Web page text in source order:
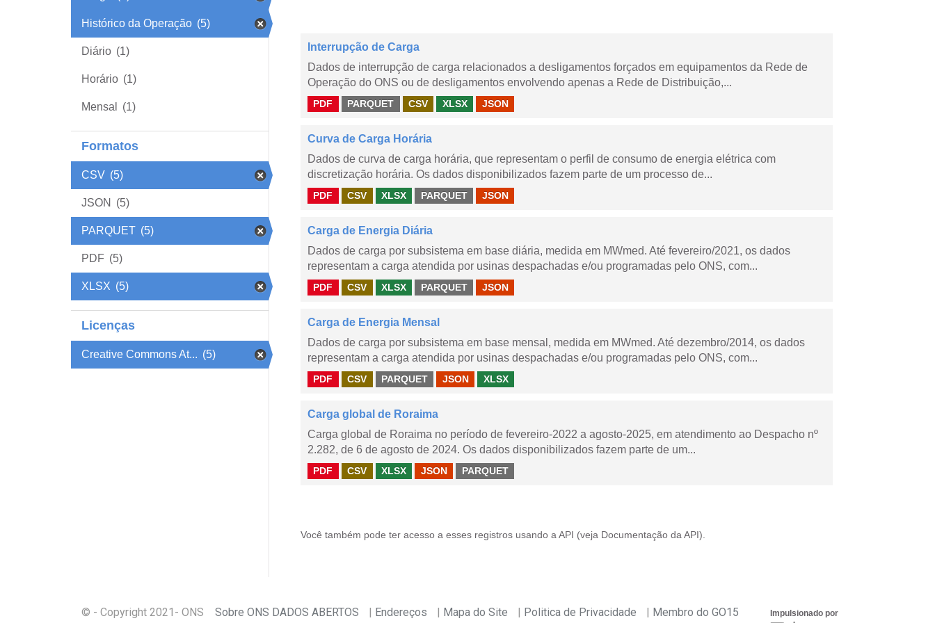
Histórico da Operação (5)
Diário (1)
Horário (1)
Mensal (1)
Formatos
CSV (5)
JSON (5)
PARQUET (5)
PDF (5)
XLSX (5)
Licenças
Creative Commons At... (5)
Interrupção de Carga
Dados de interrupção de carga relacionados a desligamentos forçados em equipamentos da Rede de
Operação do ONS ou de desligamentos envolvendo apenas a Rede de Distribuição,...
PDF PARQUET CSV XLSX JSON
Curva de Carga Horária
Dados de curva de carga horária, que representam o perfil de consumo de energia elétrica com
discretização horária. Os dados disponibilizados fazem parte de um processo de...
PDF CSV XLSX PARQUET JSON
Carga de Energia Diária
Dados de carga por subsistema em base diária, medida em MWmed. Até fevereiro/2021, os dados
representam a carga atendida por usinas despachadas e/ou programadas pelo ONS, com...
PDF CSV XLSX PARQUET JSON
Carga de Energia Mensal
Dados de carga por subsistema em base mensal, medida em MWmed. Até dezembro/2014, os dados
representam a carga atendida por usinas despachadas e/ou programadas pelo ONS, com...
PDF CSV PARQUET JSON XLSX
Carga global de Roraima
Carga global de Roraima no período de fevereiro-2022 a agosto-2025, em atendimento ao Despacho nº
2.282, de 6 de agosto de 2024. Os dados disponibilizados fazem parte de um...
PDF CSV XLSX JSON PARQUET
Você também pode ter acesso a esses registros usando a API (veja Documentação da API ).
© - Copyright 2021 - ONS Sobre ONS DADOS ABERTOS Endereços Mapa do Site Politica de Privacidade Membro do GO15 Impulsionado por